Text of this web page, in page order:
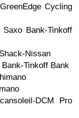
Cycling
Bank-Tinkoff
Nissan
Tinkoff Bank
DCM Pro